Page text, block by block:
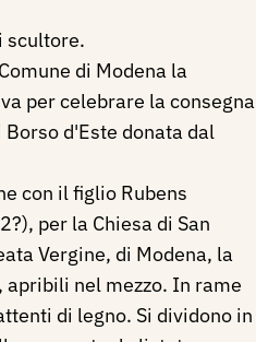
scultore.
di Modena la
per celebrare la consegna
d'Este donata dal
con il figlio Rubens
per la Chiesa di San
Vergine, di Modena, la
apribili nel mezzo. In rame
di legno. Si dividono in